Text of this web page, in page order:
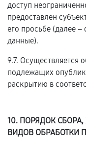
доступ
предоставлен
его просьбе (далее
данные).
9.7. Осуществляется
подлежащих
раскрытию в
10. ПОРЯДОК
ВИДОВ ОБРАБОТКИ